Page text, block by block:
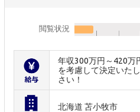
閲覧状況
年収300万円～420万
を考慮して決定いた
さい！
北海道 苫小牧市